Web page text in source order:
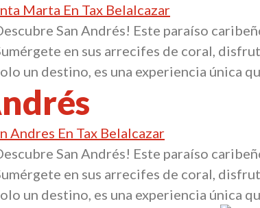
San Andrés! Este paraíso
en sus arrecifes de coral,
un destino, es una experiencia única
San Andrés! Este paraíso
en sus arrecifes de coral,
un destino, es una experiencia única